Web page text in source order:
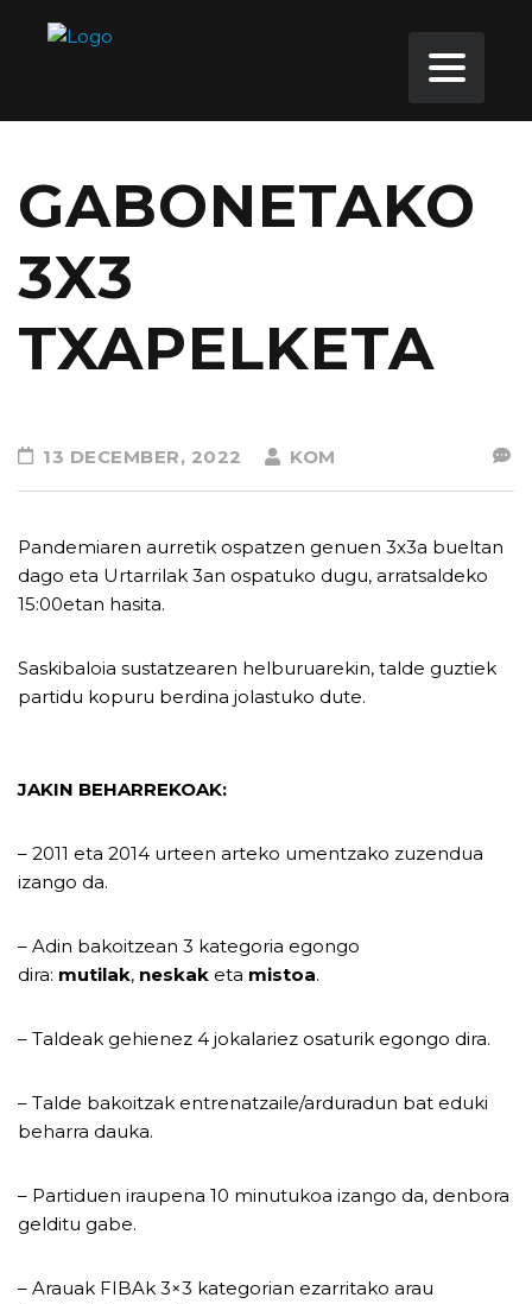
GABONETAKO
3X3
TXAPELKETA
13 DECEMBER, 2022 KOM
Pandemiaren aurretik ospatzen genuen 3x3a bueltan
dago eta Urtarrilak 3an ospatuko dugu, arratsaldeko
15:00etan hasita.
Saskibaloia sustatzearen helburuarekin, talde guztiek
partidu kopuru berdina jolastuko dute.
JAKIN BEHARREKOAK:
– 2011 eta 2014 urteen arteko umentzako zuzendua
izango da.
– Adin bakoitzean 3 kategoria egongo
dira: mutilak, neskak eta mistoa.
– Taldeak gehienez 4 jokalariez osaturik egongo dira.
– Talde bakoitzak entrenatzaile/arduradun bat eduki
beharra dauka.
– Partiduen iraupena 10 minutukoa izango da, denbora
gelditu gabe.
– Arauak FIBAk 3×3 kategorian ezarritako arau